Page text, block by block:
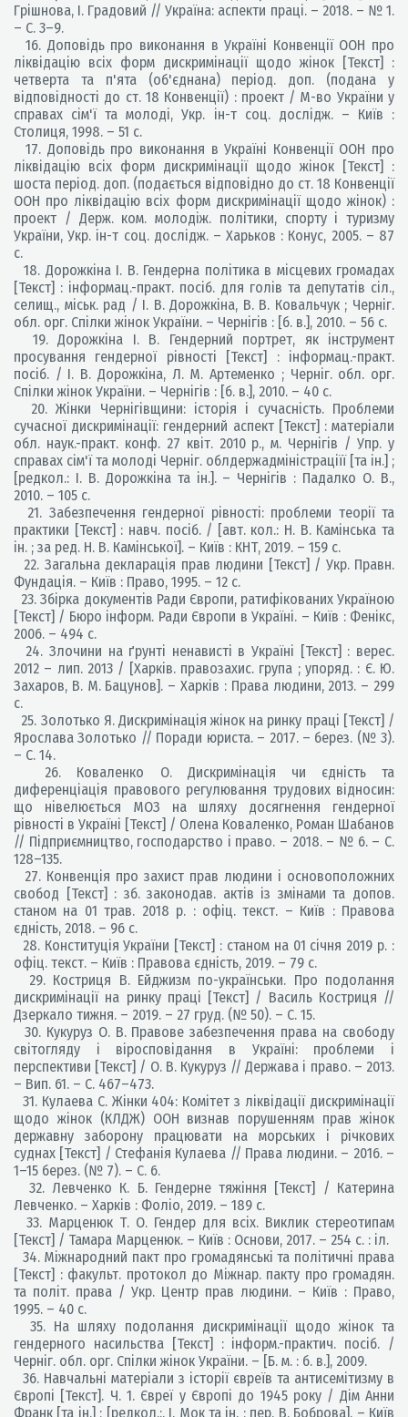
Грішнова, І. Градовий // Україна: аспекти праці. – 2018. – № 1.
– С. 3–9.
16. Доповідь про виконання в Україні Конвенції ООН про
ліквідацію всіх форм дискримінації щодо жінок [Текст] :
четверта та п'ята (об'єднана) період. доп. (подана у
відповідності до ст. 18 Конвенції) : проект / М-во України у
справах сім'ї та молоді, Укр. ін-т соц. дослідж. – Київ :
Столиця, 1998. – 51 с.
17. Доповідь про виконання в Україні Конвенції ООН про
ліквідацію всіх форм дискримінації щодо жінок [Текст] :
шоста період. доп. (подається відповідно до ст. 18 Конвенції
ООН про ліквідацію всіх форм дискримінації щодо жінок) :
проект / Держ. ком. молодіж. політики, спорту і туризму
України, Укр. ін-т соц. дослідж. – Харьков : Конус, 2005. – 87
с.
18. Дорожкіна І. В. Гендерна політика в місцевих громадах
[Текст] : інформац.-практ. посіб. для голів та депутатів сіл.,
селищ., міськ. рад / І. В. Дорожкіна, В. В. Ковальчук ; Черніг.
обл. орг. Спілки жінок України. – Чернігів : [б. в.], 2010. – 56 с.
19. Дорожкіна І. В. Гендерний портрет, як інструмент
просування гендерної рівності [Текст] : інформац.-практ.
посіб. / І. В. Дорожкіна, Л. М. Артеменко ; Черніг. обл. орг.
Спілки жінок України. – Чернігів : [б. в.], 2010. – 40 с.
20. Жінки Чернігівщини: історія і сучасність. Проблеми
сучасної дискримінації: гендерний аспект [Текст] : матеріали
обл. наук.-практ. конф. 27 квіт. 2010 р., м. Чернігів / Упр. у
справах сім'ї та молоді Черніг. облдержадміністраціїї [та ін.] ;
[редкол.: І. В. Дорожкіна та ін.]. – Чернігів : Падалко О. В.,
2010. – 105 с.
21. Забезпечення гендерної рівності: проблеми теорії та
практики [Текст] : навч. посіб. / [авт. кол.: Н. В. Камінська та
ін. ; за ред. Н. В. Камінської]. – Київ : КНТ, 2019. – 159 с.
22. Загальна декларація прав людини [Текст] / Укр. Правн.
Фундація. – Київ : Право, 1995. – 12 с.
23. Збірка документів Ради Європи, ратифікованих Україною
[Текст] / Бюро інформ. Ради Європи в Україні. – Київ : Фенікс,
2006. – 494 с.
24. Злочини на ґрунті ненависті в Україні [Текст] : верес.
2012 – лип. 2013 / [Харків. правозахис. група ; упоряд. : Є. Ю.
Захаров, В. М. Бацунов]. – Харків : Права людини, 2013. – 299
с.
25. Золотько Я. Дискримінація жінок на ринку праці [Текст] /
Ярослава Золотько // Поради юриста. – 2017. – берез. (№ 3).
– С. 14.
26. Коваленко О. Дискримінація чи єдність та
диференціація правового регулювання трудових відносин:
що нівелюється МОЗ на шляху досягнення гендерної
рівності в Україні [Текст] / Олена Коваленко, Роман Шабанов
// Підприємництво, господарство і право. – 2018. – № 6. – С.
128–135.
27. Конвенція про захист прав людини і основоположних
свобод [Текст] : зб. законодав. актів із змінами та допов.
станом на 01 трав. 2018 р. : офіц. текст. – Київ : Правова
єдність, 2018. – 96 с.
28. Конституція України [Текст] : станом на 01 січня 2019 р. :
офіц. текст. – Київ : Правова єдність, 2019. – 79 с.
29. Костриця В. Ейджизм по-українськи. Про подолання
дискримінації на ринку праці [Текст] / Василь Костриця //
Дзеркало тижня. – 2019. – 27 груд. (№ 50). – С. 15.
30. Кукуруз О. В. Правове забезпечення права на свободу
світогляду і віросповідання в Україні: проблеми і
перспективи [Текст] / О. В. Кукуруз // Держава і право. – 2013.
– Вип. 61. – С. 467–473.
31. Кулаева С. Жінки 404: Комітет з ліквідації дискримінації
щодо жінок (КЛДЖ) ООН визнав порушенням прав жінок
державну заборону працювати на морських і річкових
суднах [Текст] / Стефанія Кулаева // Права людини. – 2016. –
1–15 берез. (№ 7). – С. 6.
32. Левченко К. Б. Гендерне тяжіння [Текст] / Катерина
Левченко. – Харків : Фоліо, 2019. – 189 с.
33. Марценюк Т. О. Гендер для всіх. Виклик стереотипам
[Текст] / Тамара Марценюк. – Київ : Основи, 2017. – 254 с. : іл.
34. Міжнародний пакт про громадянські та політичні права
[Текст] : факульт. протокол до Міжнар. пакту про громадян.
та політ. права / Укр. Центр прав людини. – Київ : Право,
1995. – 40 с.
35. На шляху подолання дискримінації щодо жінок та
гендерного насильства [Текст] : інформ.-практич. посіб. /
Черніг. обл. орг. Спілки жінок України. – [Б. м. : б. в.], 2009.
36. Навчальні матеріали з історії євреїв та антисемітизму в
Європі [Текст]. Ч. 1. Євреї у Європі до 1945 року / Дім Анни
Франк [та ін.] ; [редкол.:. І. Мок та ін. ; пер. В. Боброва]. – Київ